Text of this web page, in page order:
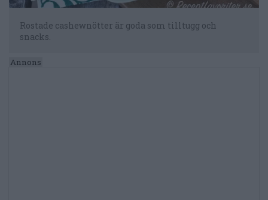
Rostade cashewnötter är goda som tilltugg och
snacks.